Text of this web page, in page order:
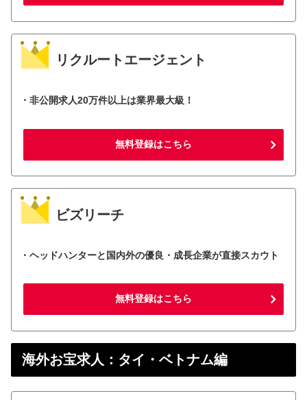
リクルートエージェント
・非公開求人20万件以上は業界最大級！
無料登録はこちら
ビズリーチ
・ヘッドハンターと国内外の優良・成長企業が直接スカウト
無料登録はこちら
海外お宝求人：タイ・ベトナム編